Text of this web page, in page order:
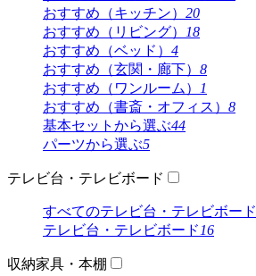
おすすめ（キッチン） 20
おすすめ（リビング）
18
おすすめ（ベッド） 4
おすすめ（玄関・廊下） 8
おすすめ（ワンルーム）
1
おすすめ（書斎・オフィス） 8
基本セットから選ぶ44
パーツから選ぶ5
テレビ台・テレビボード
すべてのテレビ台・テレビボード
テレビ台・テレビボード 16
収納家具・本棚